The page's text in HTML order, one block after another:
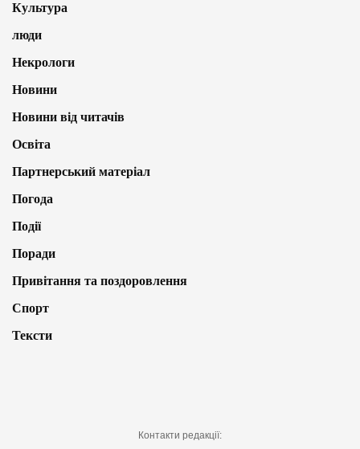
Культура
люди
Некрологи
Новини
Новини від читачів
Освіта
Партнерський матеріал
Погода
Події
Поради
Привітання та поздоровлення
Спорт
Тексти
Контакти редакції: